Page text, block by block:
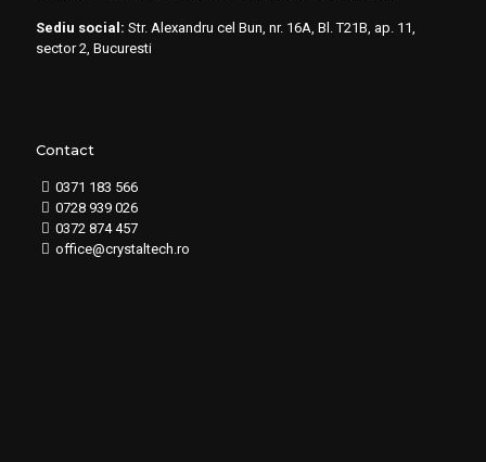
Sediu social: Str. Alexandru cel Bun, nr. 16A, Bl. T21B, ap. 11,
sector 2, Bucuresti
Contact
0371 183 566
0728 939 026
0372 874 457
office@crystaltech.ro